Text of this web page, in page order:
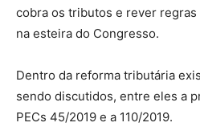
cobra os tributos e rever regras
na esteira do Congresso.
Dentro da reforma tributária
sendo discutidos, entre eles a
PECs 45/2019 e a 110/2019.